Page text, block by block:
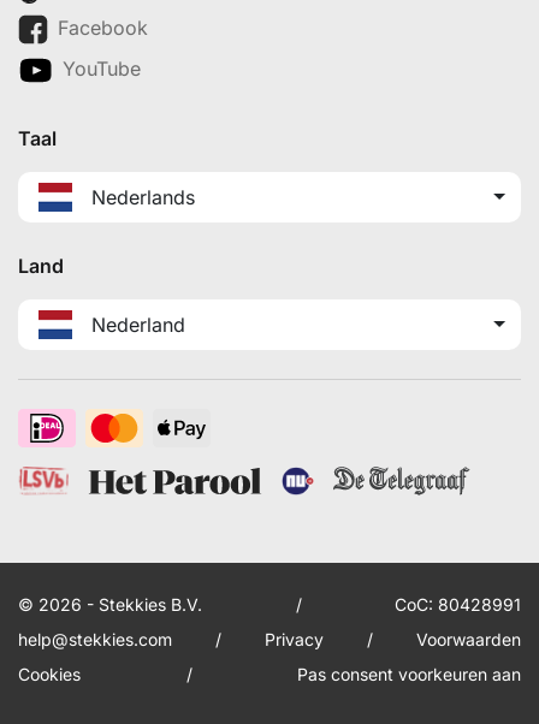
Facebook
YouTube
Taal
Nederlands
Land
Nederland
© 2026 - Stekkies B.V. /
CoC: 80428991
help@stekkies.com
/ Privacy /
Voorwaarden
Cookies
/ Pas consent voorkeuren aan